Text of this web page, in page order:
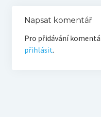
Napsat komentář
Pro přidávání
přihlásit.